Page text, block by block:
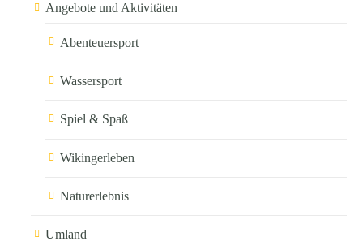
Angebote und Aktivitäten
Abenteuersport
Wassersport
Spiel & Spaß
Wikingerleben
Naturerlebnis
Umland